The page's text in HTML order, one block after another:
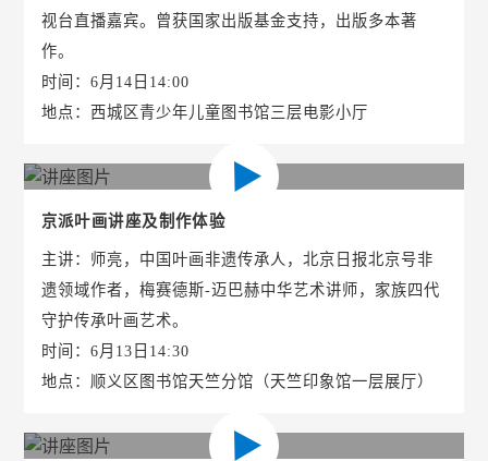
视台直播嘉宾。曾获国家出版基金支持，出版多本著
作。
时间：6月14日14:00
地点：西城区青少年儿童图书馆三层电影小厅
京派叶画讲座及制作体验
主讲：师亮，中国叶画非遗传承人，北京日报北京号非
遗领域作者，梅赛德斯-迈巴赫中华艺术讲师，家族四代
守护传承叶画艺术。
时间：6月13日14:30
地点：顺义区图书馆天竺分馆（天竺印象馆一层展厅）